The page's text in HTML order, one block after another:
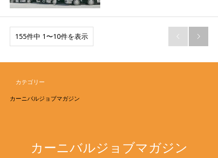
155件中 1〜10件を表示  
カテゴリー
カーニバルジョブマガジン
カーニバルジョブマガジン